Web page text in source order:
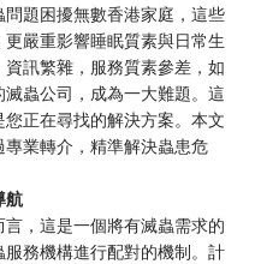
題困擾無數香港家庭，這些
嚴重影響睡眠質素與日常生
訊繁雜，服務質素參差，如
蟲公司，成為一大難題。這
正在尋找的解決方案。本文
業轉介，精準解決蟲患危
航
，這是一個將有滅蟲需求的
務機構進行配對的機制。計